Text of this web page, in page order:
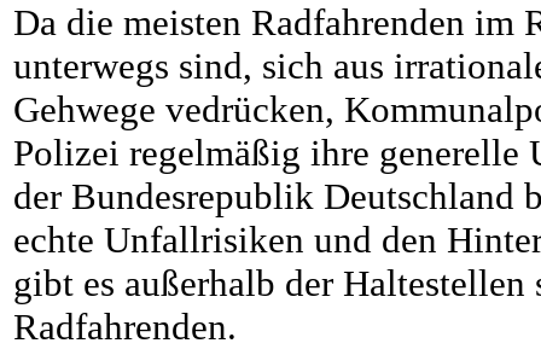
Da die meisten Radfahrenden im
unterwegs sind, sich aus
Gehwege vedrücken,
Polizei regelmäßig ihre generelle
der Bundesrepublik Deutschland
echte Unfallrisiken und den
gibt es außerhalb der
Radfahrenden.